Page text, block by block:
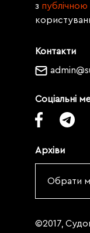
Контакти
Соціальні
Архіви
Обрати
з
©2017,